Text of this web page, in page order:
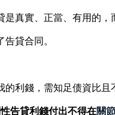
是真實、正當、有用的
貸合同。
的利錢，需知足债資比且
告貸利錢付出不得在關